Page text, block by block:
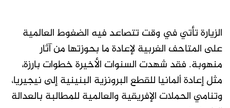
الزيارة تأتي في وقت تتصاعد فيه الضغوط العالمية
على المتاحف الغربية لإعادة ما بحوزتها من آثار
منهوبة. فقد شهدت السنوات الأخيرة خطوات بارزة،
مثل إعادة ألمانيا للقطع البرونزية البنينية إلى نيجيريا،
وتنامي الحملات الإفريقية والعالمية للمطالبة بالعدالة